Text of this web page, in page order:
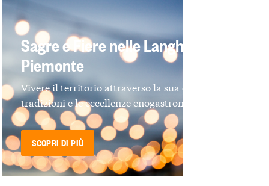
Sagre e Fiere nelle Langhe e in
Piemonte
Vivere il territorio attraverso la sua cultura, le
tradizioni e le eccellenze enogastronomiche
SCOPRI DI PIÙ